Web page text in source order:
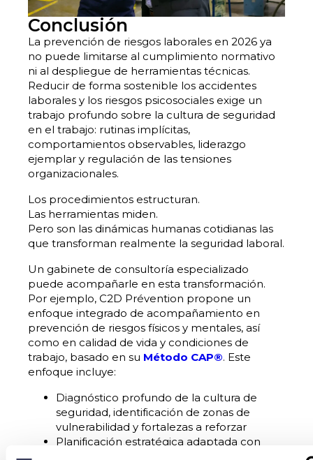
Conclusión
La prevención de riesgos laborales en 2026 ya
no puede limitarse al cumplimiento normativo
ni al despliegue de herramientas técnicas.
Reducir de forma sostenible los accidentes
laborales y los riesgos psicosociales exige un
trabajo profundo sobre la cultura de seguridad
en el trabajo: rutinas implícitas,
comportamientos observables, liderazgo
ejemplar y regulación de las tensiones
organizacionales.
Los procedimientos estructuran.
Las herramientas miden.
Pero son las dinámicas humanas cotidianas las
que transforman realmente la seguridad laboral.
Un gabinete de consultoría especializado
puede acompañarle en esta transformación.
Por ejemplo, C2D Prévention propone un
enfoque integrado de acompañamiento en
prevención de riesgos físicos y mentales, así
como en calidad de vida y condiciones de
trabajo, basado en su Método CAP®. Este
enfoque incluye:
Diagnóstico profundo de la cultura de
seguridad, identificación de zonas de
vulnerabilidad y fortalezas a reforzar
Planificación estratégica adaptada con